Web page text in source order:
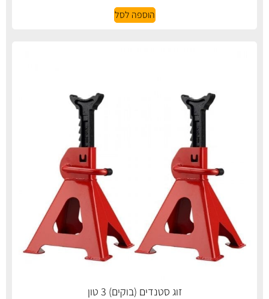
הוספה לסל
זוג סטנדים (בוקים) 3 טון